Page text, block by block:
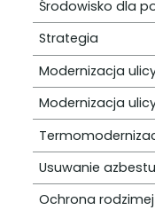
Środowisko dla
Strategia
Modernizacja
Modernizacja
Usuwanie
Ochrona